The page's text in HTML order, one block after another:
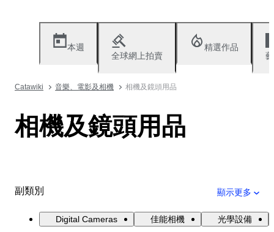
本週
全球網上拍賣
精選作品
Catawiki 音樂、電影及相機 相機及鏡頭用品
相機及鏡頭用品
副類別 顯示更多
Digital Cameras 佳能相機 光學設備